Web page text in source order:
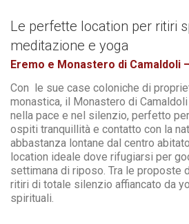
Le perfette location per ritiri
meditazione e yoga
Eremo e Monastero di Camaldoli
Con le sue case coloniche di
monastica, il Monastero di
nella pace e nel silenzio, perfetto
ospiti tranquillità e contatto con la
abbastanza lontane dal centro
location ideale dove rifugiarsi per
settimana di riposo. Tra le proposte
ritiri di totale silenzio affiancato da
spirituali.